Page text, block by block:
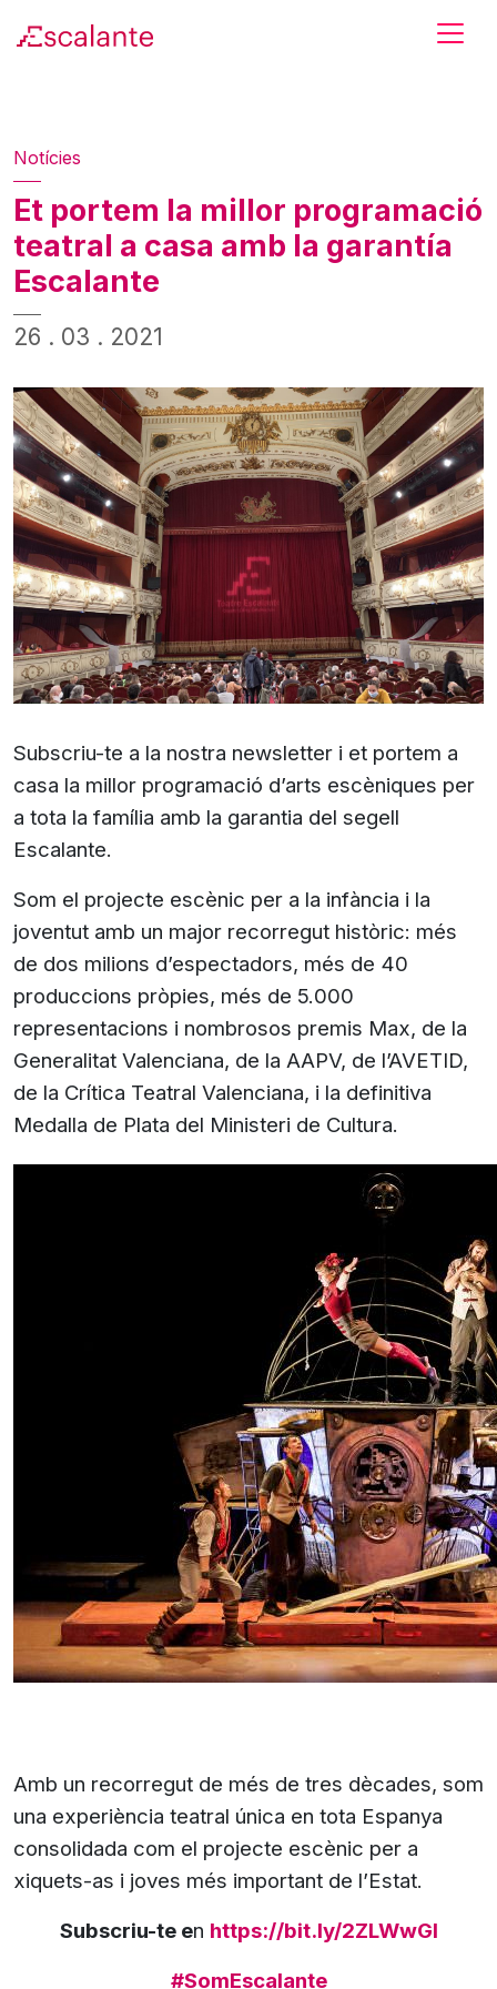
Notícies
Et portem la millor programació
teatral a casa amb la garantía
Escalante
26 . 03 . 2021
Subscriu-te a la nostra newsletter i et portem a
casa la millor programació d’arts escèniques per
a tota la família amb la garantia del segell
Escalante.
Som el projecte escènic per a la infància i la
joventut amb un major recorregut històric: més
de dos milions d’espectadors, més de 40
produccions pròpies, més de 5.000
representacions i nombrosos premis Max, de la
Generalitat Valenciana, de la AAPV, de l’AVETID,
de la Crítica Teatral Valenciana, i la definitiva
Medalla de Plata del Ministeri de Cultura.
Amb un recorregut de més de tres dècades, som
una experiència teatral única en tota Espanya
consolidada com el projecte escènic per a
xiquets-as i joves més important de l’Estat.
Subscriu-te en https://bit.ly/2ZLWwGI
#SomEscalante